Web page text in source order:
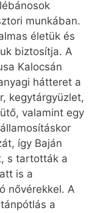
munkában.
életük és
biztosítja. A
Kalocsán
hátteret a
kegytárgyüzlet,
valamint egy
így Baján
s tartották a
is a
nővérekkel. A
a